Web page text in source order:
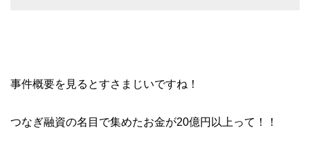
事件概要を見るとすさまじいですね！
つなぎ融資の名目で集めたお金が20億円以上って！！